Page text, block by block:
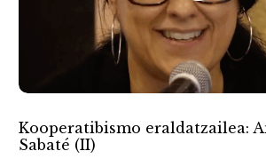
Kooperatibismo eraldatzailea:
Sabaté (II)